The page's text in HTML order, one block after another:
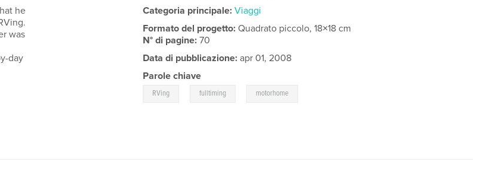
he
was
day
Categoria principale: Viaggi
Formato del progetto:Quadrato piccolo, 18×18 cm
N° di pagine:70
Data di pubblicazione: apr 01, 2008
Parole chiave
RVing fulltiming motorhome